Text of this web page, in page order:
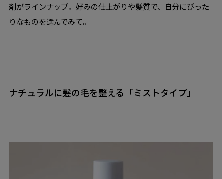
剤がラインナップ。好みの仕上がりや髪質で、自分にぴった
りなものを選んでみて。
ナチュラルに髪の毛を整える「ミストタイプ」